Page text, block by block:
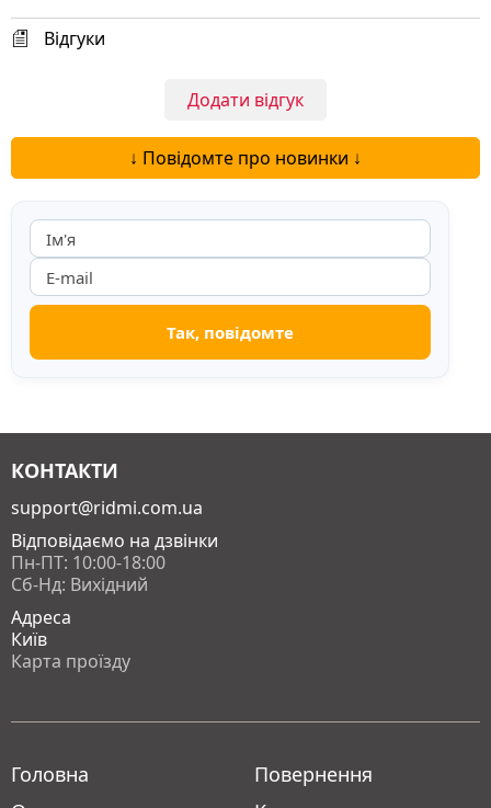
Відгуки
Додати відгук
↓ Повідомте про новинки ↓
КОНТАКТИ
support@ridmi.com.ua
Відповідаємо на дзвінки
Пн-ПТ: 10:00-18:00
Сб-Нд: Вихідний
Адреса
Київ
Карта проїзду
Головна
Повернення